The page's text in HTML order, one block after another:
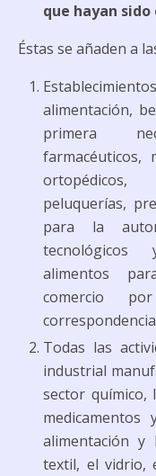
que hayan
Éstas se añaden a
alimentación,
primera
farmacéuticos,
peluquerías,
para la
tecnológicos
alimentos
comercio
Todas las
industrial
sector químico,
alimentación y
textil, el vidrio,